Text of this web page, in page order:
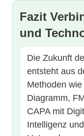
Fazit
und
Die Zukunft
entsteht aus
Methoden
Diagramm,
CAPA mit
Intelligenz